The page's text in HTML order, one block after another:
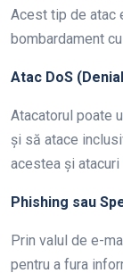
Acest tip de atac
bombardament
Atac DoS
Atacatorul poate
și să atace
acestea și
Phishing sau
Prin valul de e-
pentru a fura